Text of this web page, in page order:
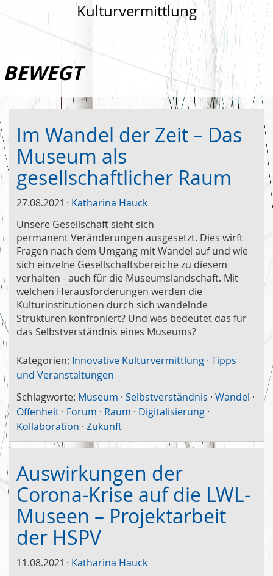
Kulturvermittlung
BEWEGT
Im Wandel der Zeit – Das
Museum als
gesellschaftlicher Raum
27.08.2021
Katharina Hauck
Unsere Gesellschaft sieht sich
permanent Veränderungen ausgesetzt. Dies wirft
Fragen nach dem Umgang mit Wandel auf und wie
sich einzelne Gesellschaftsbereiche zu diesem
verhalten - auch für die Museumslandschaft. Mit
welchen Herausforderungen werden die
Kulturinstitutionen durch sich wandelnde
Strukturen konfroniert? Und was bedeutet das für
das Selbstverständnis eines Museums?
Kategorien: Innovative Kulturvermittlung · Tipps
und Veranstaltungen
Schlagworte: Museum · Selbstverständnis · Wandel ·
Offenheit · Forum · Raum · Digitalisierung ·
Kollaboration · Zukunft
Auswirkungen der
Corona-Krise auf die LWL-
Museen – Projektarbeit
der HSPV
11.08.2021
Katharina Hauck